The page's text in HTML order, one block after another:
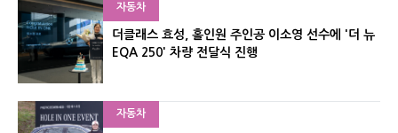
자동차
더클래스 효성, 홀인원 주인공 이소영 선수에 '더 뉴
EQA 250' 차량 전달식 진행
자동차